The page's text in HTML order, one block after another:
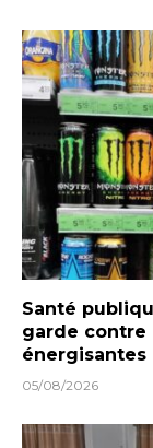
Santé
garde contre
énergisantes
05/08/2026